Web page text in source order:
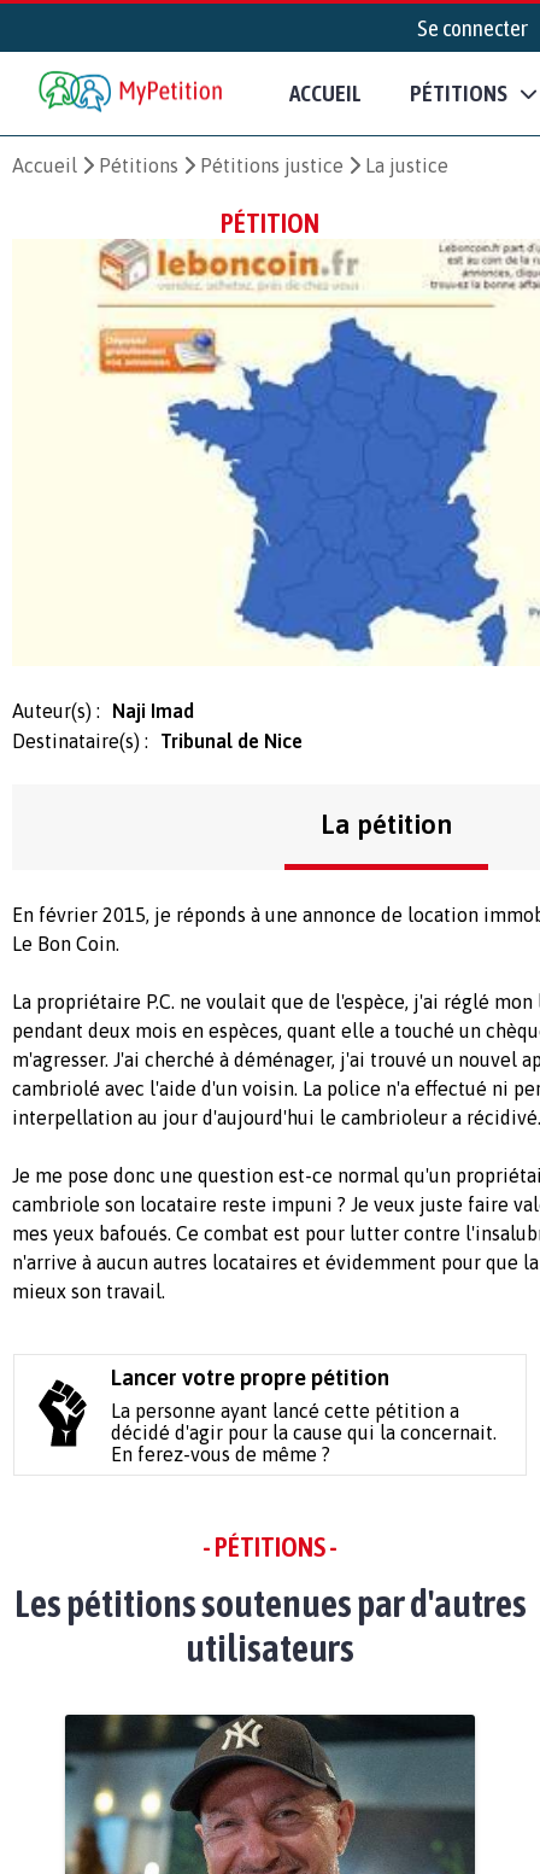
Se connecter
ACCUEIL PÉTITIONS
Accueil Pétitions Pétitions justice La justice
PÉTITION
Auteur(s) :
Naji Imad
Destinataire(s) :
Tribunal de Nice
La pétition
En février 2015, je réponds à une annonce de location
Le Bon Coin.
La propriétaire P.C. ne voulait que de l'espèce, j'ai réglé
pendant deux mois en espèces, quant elle a touché un
m'agresser. J'ai cherché à déménager, j'ai trouvé un nouvel
cambriolé avec l'aide d'un voisin. La police n'a effectué ni
interpellation au jour d'aujourd'hui le cambrioleur a récidivé.
Je me pose donc une question est-ce normal qu'un
cambriole son locataire reste impuni ? Je veux juste faire
mes yeux bafoués. Ce combat est pour lutter contre
n'arrive à aucun autres locataires et évidemment pour que
mieux son travail.
Lancer votre propre pétition
La personne ayant lancé cette pétition a
décidé d'agir pour la cause qui la concernait.
En ferez-vous de même ?
- PÉTITIONS -
Les pétitions soutenues par d'autres
utilisateurs